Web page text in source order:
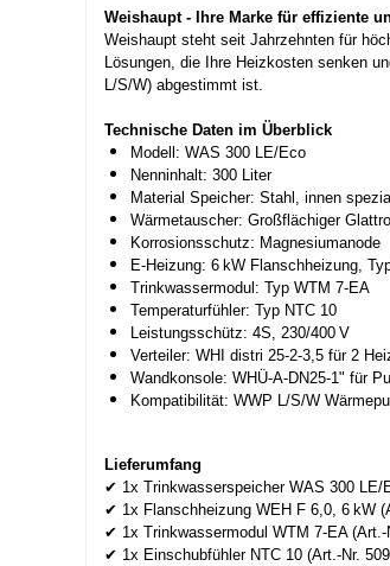
Weishaupt - Ihre Marke für effiziente
Weishaupt steht seit Jahrzehnten für
Lösungen, die Ihre Heizkosten senken
L/S/W) abgestimmt ist.
Technische Daten im Überblick
Modell: WAS 300 LE/Eco
Nenninhalt: 300 Liter
Material Speicher: Stahl, innen
Wärmetauscher: Großflächiger
Korrosionsschutz: Magnesiumanode
E-Heizung: 6 kW Flanschheizung,
Trinkwassermodul: Typ WTM 7-EA
Temperaturfühler: Typ NTC 10
Leistungsschütz: 4S, 230/400 V
Verteiler: WHI distri 25-2-3,5 für 2
Wandkonsole: WHÜ-A-DN25-1" für
Kompatibilität: WWP L/S/W
Lieferumfang
✔ 1x Trinkwasserspeicher WAS 300 LE/
✔ 1x Flanschheizung WEH F 6,0, 6 kW
✔ 1x Trinkwassermodul WTM 7-EA (Art.-
✔ 1x Einschubfühler NTC 10 (Art.-Nr.